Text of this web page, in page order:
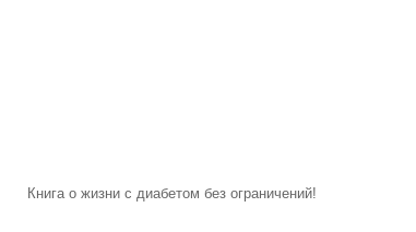
Книга о жизни с диабетом без ограничений!